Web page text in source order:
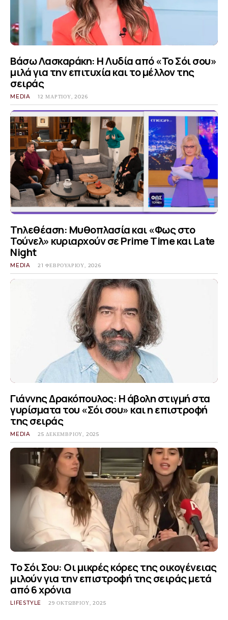
Βάσω Λασκαράκη: Η Λυδία από «Το Σόι σου»
μιλά για την επιτυχία και το μέλλον της
σειράς
MEDIA 12 ΜΑΡΤΊΟΥ, 2026
Τηλεθέαση: Μυθοπλασία και «Φως στο
Τούνελ» κυριαρχούν σε Prime Time και Late
Night
MEDIA 21 ΦΕΒΡΟΥΑΡΊΟΥ, 2026
Γιάννης Δρακόπουλος: Η άβολη στιγμή στα
γυρίσματα του «Σόι σου» και η επιστροφή
της σειράς
MEDIA 25 ΔΕΚΕΜΒΡΊΟΥ, 2025
Το Σόι Σου: Οι μικρές κόρες της οικογένειας
μιλούν για την επιστροφή της σειράς μετά
από 6 χρόνια
LIFESTYLE 29 ΟΚΤΩΒΡΊΟΥ, 2025